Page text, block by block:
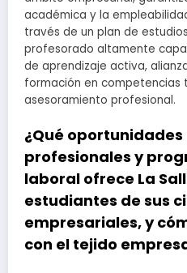
académica y la
través de un plan de
profesorado altamente
de aprendizaje activa,
formación en competencias
asesoramiento profesional.
¿Qué
profesionales y
laboral ofrece La
estudiantes de sus
empresariales, y
con el tejido